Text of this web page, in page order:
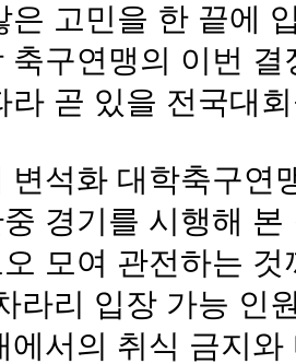
은 고민을 한 끝에
축구연맹의 이번
라 곧 있을 전국대
변석화 대학축구연
경기를 시행해
모여 관전하는
라리 입장 가능 인
에서의 취식 금지